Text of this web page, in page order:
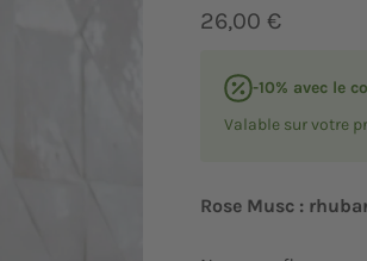
Prix de vente
26,00 €
-10% avec le
Valable sur votre
Rose Musc :